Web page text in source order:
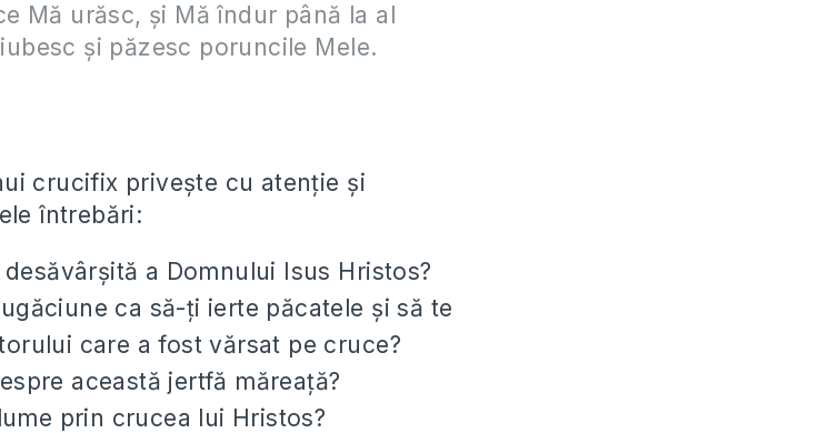
Mă urăsc, şi Mă îndur până la al
şi păzesc poruncile Mele.
crucifix priveşte cu atenţie şi
întrebări:
a Domnului Isus Hristos?
ca să-ţi ierte păcatele şi să te
care a fost vărsat pe cruce?
această jertfă măreaţă?
prin crucea lui Hristos?